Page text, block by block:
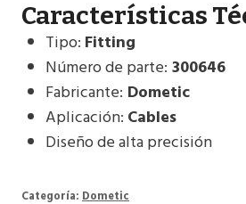
Características
Tipo: Fitting
Número de parte: 300646
Fabricante: Dometic
Aplicación: Cables
Diseño de alta precisión
Categoría: Dometic